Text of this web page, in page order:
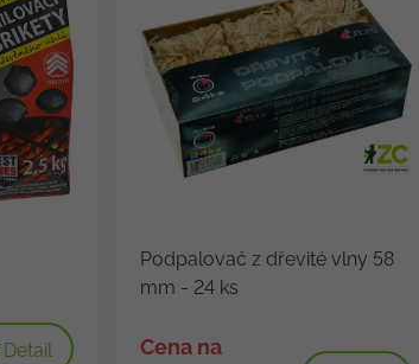
Detail
Podpalovač z dřevité vlny 58
mm - 24 ks
Cena na